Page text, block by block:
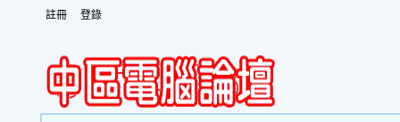
註冊 登錄